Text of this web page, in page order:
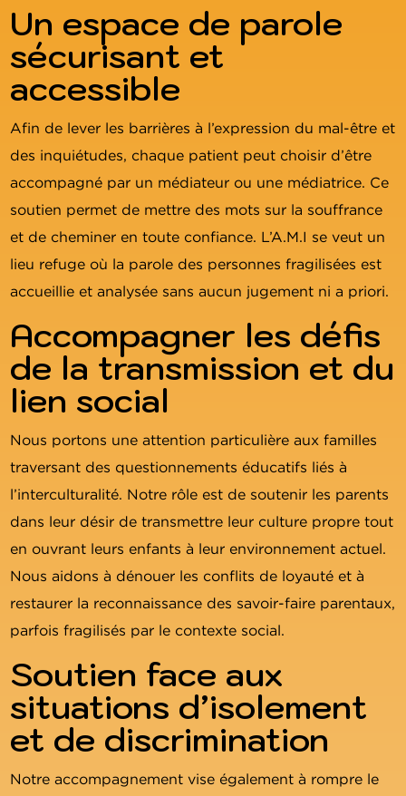
Un espace de parole
sécurisant et
accessible
Afin de lever les barrières à l’expression du mal-être et
des inquiétudes, chaque patient peut choisir d’être
accompagné par un médiateur ou une médiatrice. Ce
soutien permet de mettre des mots sur la souffrance
et de cheminer en toute confiance. L’A.M.I se veut un
lieu refuge où la parole des personnes fragilisées est
accueillie et analysée sans aucun jugement ni a priori.
Accompagner les défis
de la transmission et du
lien social
Nous portons une attention particulière aux familles
traversant des questionnements éducatifs liés à
l’interculturalité. Notre rôle est de soutenir les parents
dans leur désir de transmettre leur culture propre tout
en ouvrant leurs enfants à leur environnement actuel.
Nous aidons à dénouer les conflits de loyauté et à
restaurer la reconnaissance des savoir-faire parentaux,
parfois fragilisés par le contexte social.
Soutien face aux
situations d’isolement
et de discrimination
Notre accompagnement vise également à rompre le